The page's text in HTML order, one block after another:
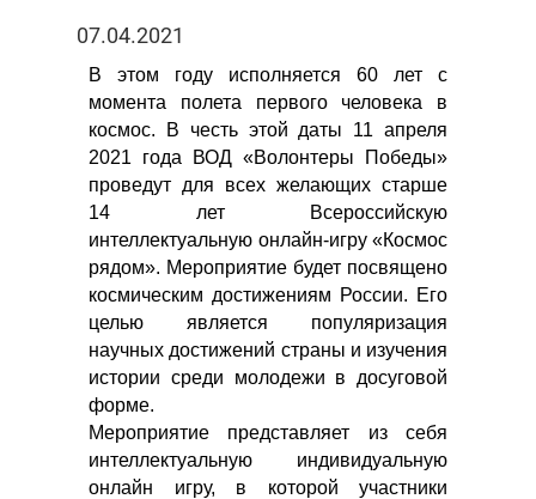
07.04.2021
В этом году исполняется 60 лет с
момента полета первого человека в
космос. В честь этой даты 11 апреля
2021 года ВОД «Волонтеры Победы»
проведут для всех желающих старше
14 лет Всероссийскую
интеллектуальную онлайн-игру «Космос
рядом». Мероприятие будет посвящено
космическим достижениям России. Его
целью является популяризация
научных достижений страны и изучения
истории среди молодежи в досуговой
форме.
Мероприятие представляет из себя
интеллектуальную индивидуальную
онлайн игру, в которой участники